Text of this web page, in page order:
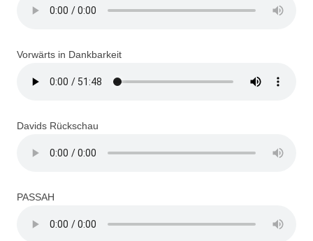
Vorwärts in Dankbarkeit
Davids Rückschau
PASSAH